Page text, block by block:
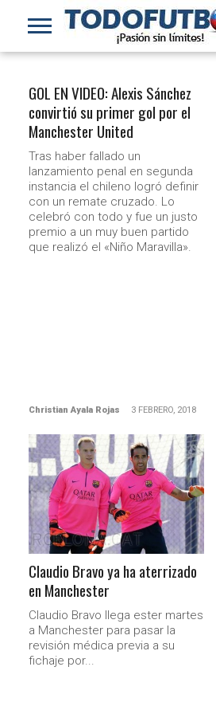
GOL EN VIDEO: Alexis Sánchez
convirtió su primer gol por el
Manchester United
Tras haber fallado un
lanzamiento penal en segunda
instancia el chileno logró definir
con un remate cruzado. Lo
celebró con todo y fue un justo
premio a un muy buen partido
que realizó el «Niño Maravilla».
Christian Ayala Rojas 3 FEBRERO, 2018
LEER MÁS
Claudio Bravo ya ha aterrizado
en Manchester
Claudio Bravo llega ester martes
a Manchester para pasar la
revisión médica previa a su
fichaje por...